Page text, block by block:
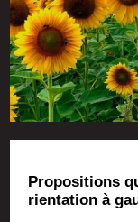
Pro­po­si­tions
rien­ta­tion à